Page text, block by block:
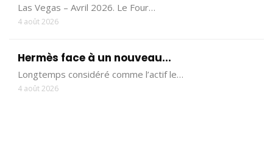
Las Vegas – Avril 2026. Le Four…
4 août 2026
Hermès face à un nouveau...
Longtemps considéré comme l’actif le…
4 août 2026